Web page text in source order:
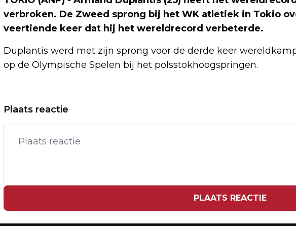
verbroken. De Zweed sprong bij het WK atletiek in Tokio
veertiende keer dat hij het wereldrecord verbeterde.
Duplantis werd met zijn sprong voor de derde keer
op de Olympische Spelen bij het polsstokhoogspringen.
Vorig artikel
GEVONDEN DNA NA MOORD CHARLIE
KIRK MATCHT MET DNA VAN
Plaats reactie
PLAATS REACTIE